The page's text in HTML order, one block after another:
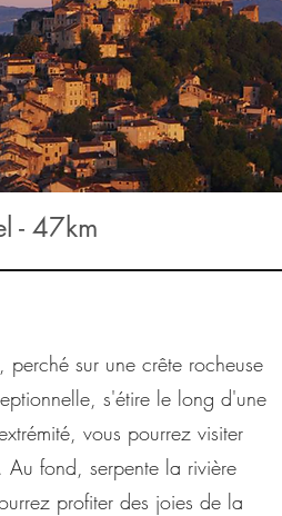
- 47km
perché sur une crête rocheuse
s'étire le long d'une
vous pourrez visiter
Au fond, serpente la rivière
profiter des joies de la